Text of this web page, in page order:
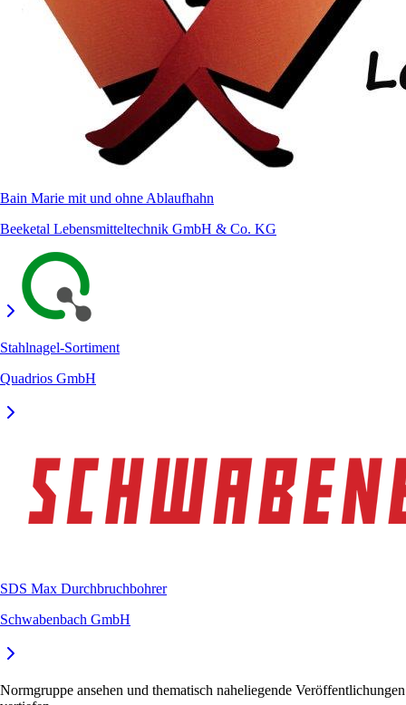
Bain Marie mit und ohne Ablaufhahn
Beeketal Lebensmitteltechnik GmbH & Co. KG
Stahlnagel-Sortiment
Quadrios GmbH
SDS Max Durchbruchbohrer
Schwabenbach GmbH
Normgruppe ansehen und thematisch naheliegende Veröffentlichungen